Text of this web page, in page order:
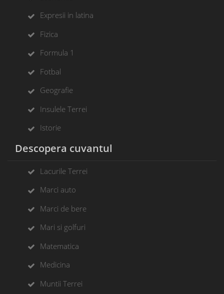
Expresii in latina
Fizica
Formula 1
Fotbal
Geografie
Insulele Terrei
Istorie
Descopera cuvantul
Lacurile Terrei
Marci auto
Marci de bere
Mari si golfuri
Matematica
Medicina
Muntii Terrei